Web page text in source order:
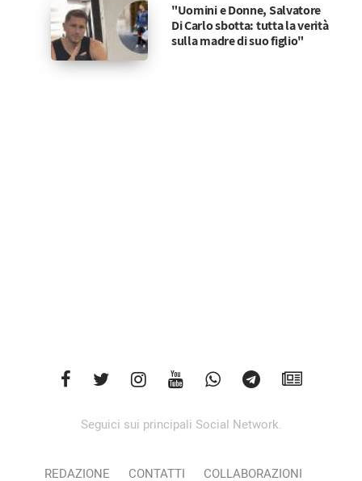
"Uomini e Donne, Salvatore
Di Carlo sbotta: tutta la verità
sulla madre di suo figlio"
Seguici sui principali Social Network.
REDAZIONE CONTATTI COLLABORAZIONI